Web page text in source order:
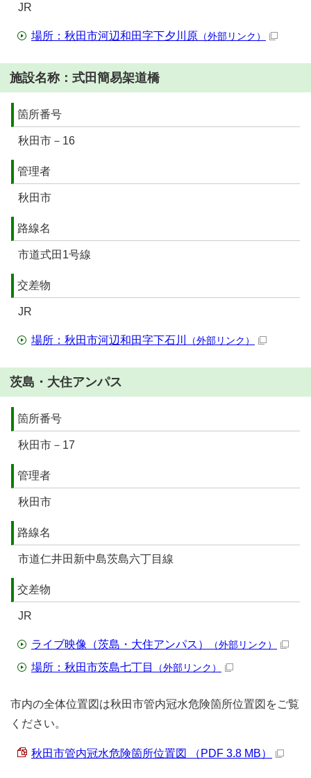
JR
場所：秋田市河辺和田字下夕川原 （外部リンク）
施設名称：式田簡易架道橋
箇所番号
秋田市－16
管理者
秋田市
路線名
市道式田1号線
交差物
JR
場所：秋田市河辺和田字下石川 （外部リンク）
茨島・大住アンパス
箇所番号
秋田市－17
管理者
秋田市
路線名
市道仁井田新中島茨島六丁目線
交差物
JR
ライブ映像（茨島・大住アンパス） （外部リンク）
場所：秋田市茨島七丁目 （外部リンク）
市内の全体位置図は秋田市管内冠水危険箇所位置図をご覧
ください。
秋田市管内冠水危険箇所位置図 （PDF 3.8 MB）